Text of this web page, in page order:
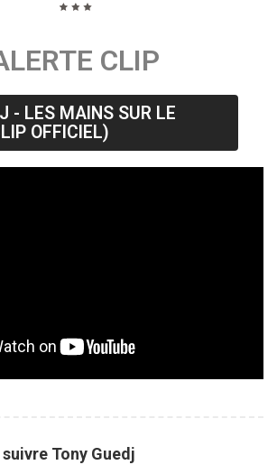
CLIP
- LES MAINS SUR LE
OFFICIEL)
Tony Guedj